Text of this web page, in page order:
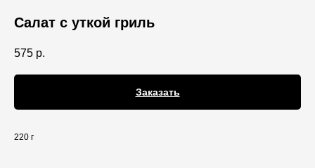
Салат с уткой гриль
575 р.
Заказать
220 г